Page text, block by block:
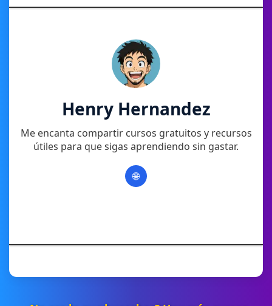
Henry Hernandez
Me encanta compartir cursos gratuitos y recursos
útiles para que sigas aprendiendo sin gastar.
🌐